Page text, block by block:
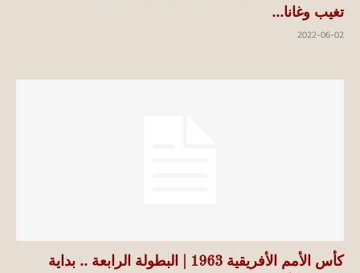
تغيب وغانا...
2022-06-02
كأس الأمم الأفريقية 1963 | البطولة الرابعة .. بداية